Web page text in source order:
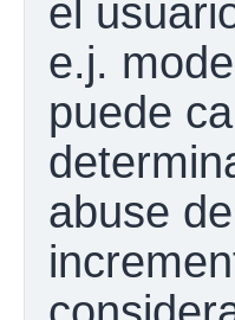
el
e.j.
puede
abuse